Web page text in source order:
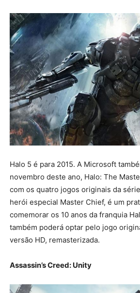
Halo 5 é para 2015. A Microsoft
novembro deste ano, Halo: The
com os quatro jogos originais da
herói especial Master Chief, é um
comemorar os 10 anos da franquia
também poderá optar pelo jogo
versão HD, remasterizada.
Assassin’s Creed: Unity